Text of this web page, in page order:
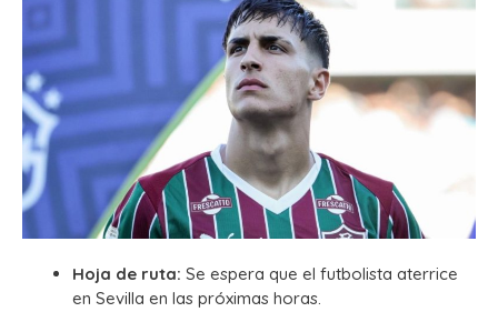
Hoja de ruta: Se espera que el futbolista aterrice
en Sevilla en las próximas horas.